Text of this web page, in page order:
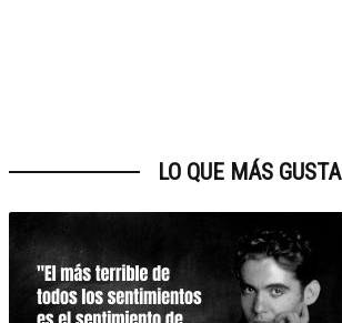
LO QUE MÁS GUSTA